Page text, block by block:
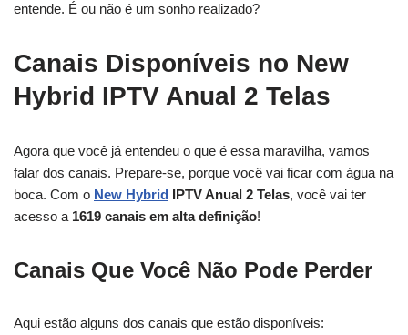
entende. É ou não é um sonho realizado?
Canais Disponíveis no New
Hybrid IPTV Anual 2 Telas
Agora que você já entendeu o que é essa maravilha, vamos
falar dos canais. Prepare-se, porque você vai ficar com água na
boca. Com o New Hybrid IPTV Anual 2 Telas, você vai ter
acesso a 1619 canais em alta definição!
Canais Que Você Não Pode Perder
Aqui estão alguns dos canais que estão disponíveis: